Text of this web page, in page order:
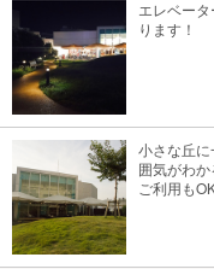
エレベー
ります！
小さな丘
囲気がわ
ご利用も